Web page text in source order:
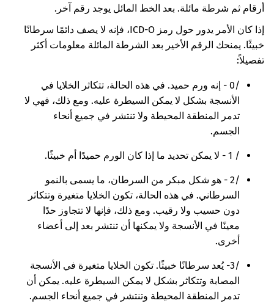
أرقام ثم شرطة مائلة. بعد الخط المائل يوجد رقم آخر.
إذا كان الأمر يدور حول رمز ICD-O، فإنه لا يصف دائمًا سرطانًا
خبيثًا. يمنحك الرقم الأخير بعد الشرطة المائلة معلومات أكثر
تفصيلاً:
/0 - إنه ورم حميد. في هذه الحالة، تتكاثر الخلايا في
الأنسجة بشكل لا يمكن السيطرة عليه. ومع ذلك، فهي لا
تدمر المنطقة المحيطة ولا تنتشر في جميع أنحاء
الجسم.
/ 1 - لا يمكن تحديد ما إذا كان الورم حميدًا أم خبيثًا.
/2 - هو شكل مبكر من السرطان، ما يسمى بالنمو
السرطاني. في هذه الحالة، تكون الخلايا متغيرة وتتكاثر
دون حسيب ولا رقيب. ومع ذلك، فإنها لا تتجاوز حدًا
معينًا في الأنسجة ولا يمكنها أن تنتشر بعد إلى أعضاء
أخرى.
/3- يُعد سرطانًا خبيثًا. تكون الخلايا متغيرة في الأنسجة
المصابة وتتكاثر بشكل لا يمكن السيطرة عليه. يمكن أن
تدمر المنطقة المحيطة وتنتشر في جميع أنحاء الجسم.